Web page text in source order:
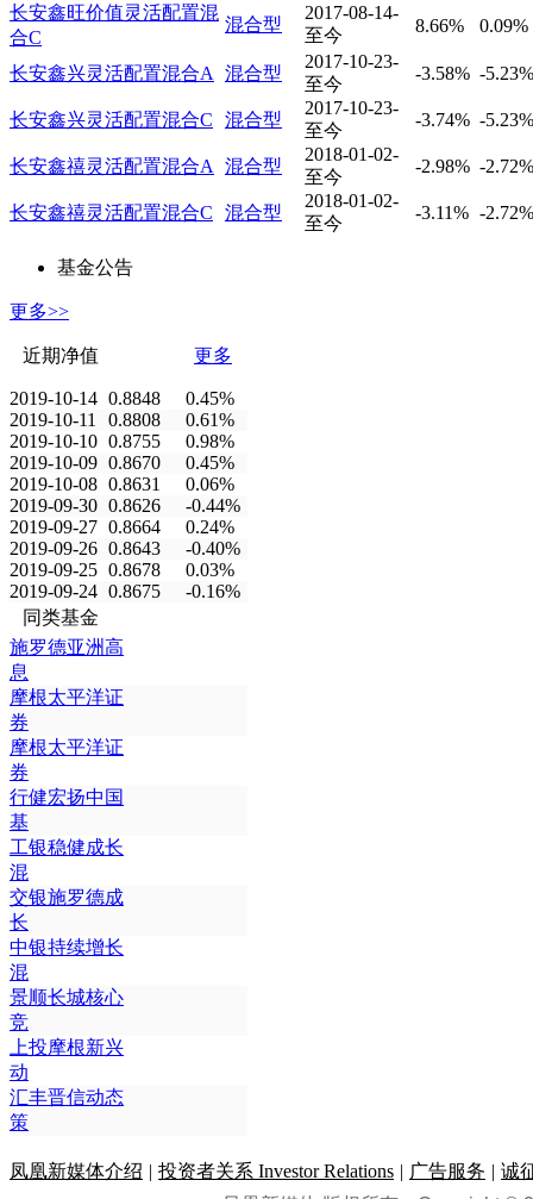
长安鑫旺价值灵活配置混
合C
混合型
2017-08-14-
至今
8.66% 0.09%
长安鑫兴灵活配置混合A 混合型
2017-10-23-
至今
-3.58% -5.23%
长安鑫兴灵活配置混合C 混合型
2017-10-23-
至今
-3.74% -5.23%
长安鑫禧灵活配置混合A 混合型
2018-01-02-
至今
-2.98% -2.72%
长安鑫禧灵活配置混合C 混合型
2018-01-02-
至今
-3.11% -2.72%
基金公告
更多>>
近期净值 更多
2019-10-14 0.8848
0.45%
2019-10-11
0.8808
0.61%
2019-10-10 0.8755
0.98%
2019-10-09 0.8670
0.45%
2019-10-08 0.8631
0.06%
2019-09-30 0.8626
-0.44%
2019-09-27 0.8664
0.24%
2019-09-26 0.8643
-0.40%
2019-09-25 0.8678
0.03%
2019-09-24 0.8675
-0.16%
同类基金
施罗德亚洲高
息
摩根太平洋证
券
摩根太平洋证
券
行健宏扬中国
基
工银稳健成长
混
交银施罗德成
长
中银持续增长
混
景顺长城核心
竞
上投摩根新兴
动
汇丰晋信动态
策
凤凰新媒体介绍 | 投资者关系 Investor Relations | 广告服务 | 诚